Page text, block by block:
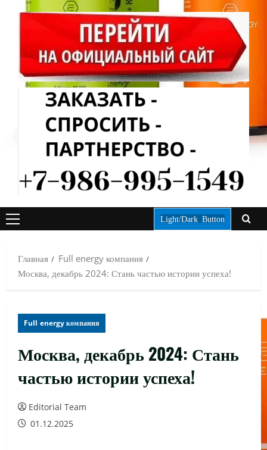
ОСНОВНОЕ
Light/Dark Button
Главная
Full energy компания
Москва, декабрь 2024: Стань частью истории успеха!
Full energy компания
Москва, декабрь 2024: Стань
частью истории успеха!
Editorial Team
01.12.2025